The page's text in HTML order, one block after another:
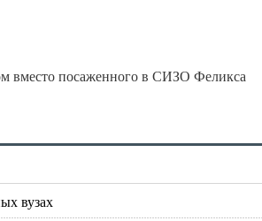
вместо посаженного в СИЗО Феликса
вузах